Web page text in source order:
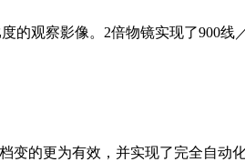
的观察影像。2倍物镜实现了900
变的更为有效，并实现了完全自